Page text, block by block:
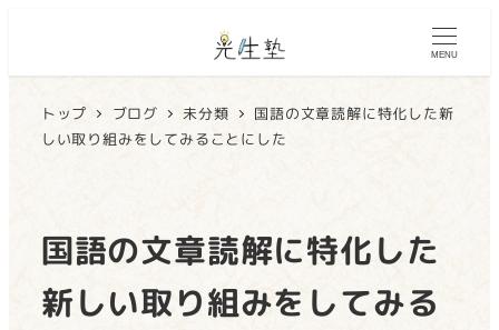
MENU
トップ ブログ 未分類
国語の文章読解に特化した新
しい取り組みをしてみることにした
国語の文章読解に特化した
新しい取り組みをしてみる